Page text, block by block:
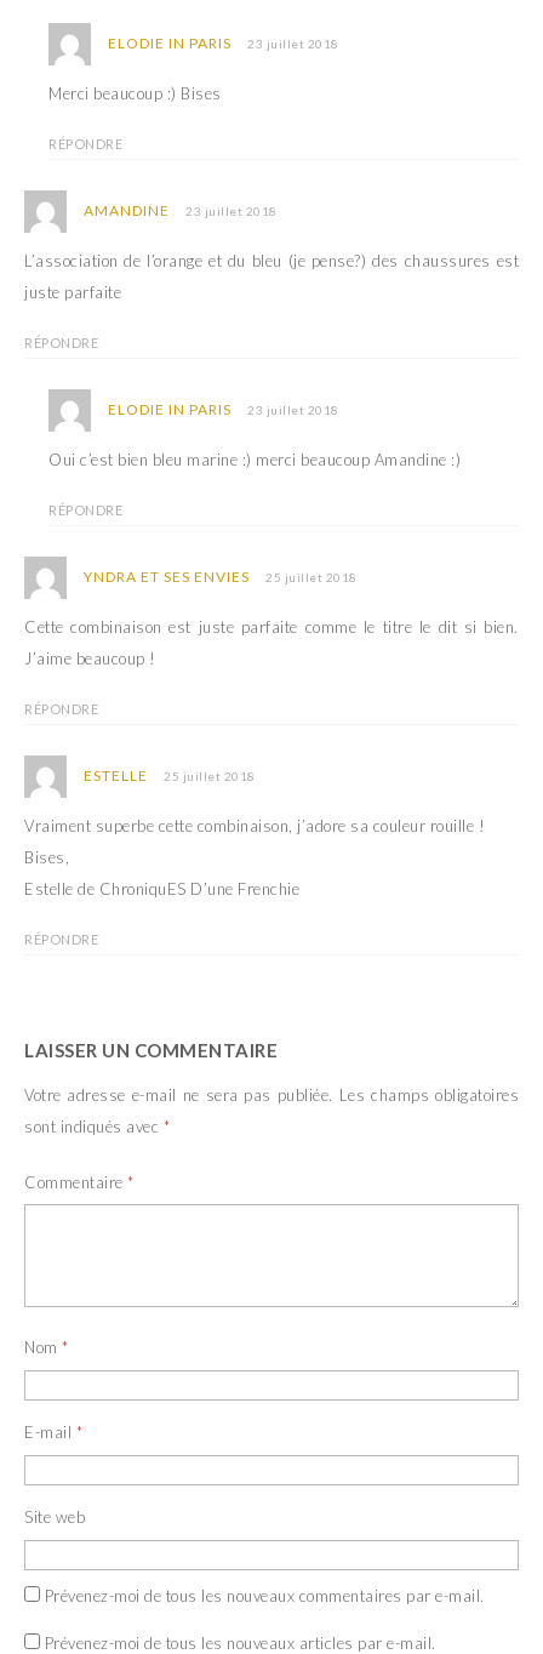
ELODIE IN PARIS 23 juillet 2018
Merci beaucoup :) Bises
RÉPONDRE
AMANDINE 23 juillet 2018
L’association de l’orange et du bleu (je pense?) des chaussures est
juste parfaite
RÉPONDRE
ELODIE IN PARIS 23 juillet 2018
Oui c’est bien bleu marine :) merci beaucoup Amandine :)
RÉPONDRE
YNDRA ET SES ENVIES 25 juillet 2018
Cette combinaison est juste parfaite comme le titre le dit si bien.
J’aime beaucoup !
RÉPONDRE
ESTELLE 25 juillet 2018
Vraiment superbe cette combinaison, j’adore sa couleur rouille !
Bises,
Estelle de ChroniquES D’une Frenchie
RÉPONDRE
LAISSER UN COMMENTAIRE
Votre adresse e-mail ne sera pas publiée. Les champs obligatoires
sont indiqués avec *
Commentaire *
Nom *
E-mail *
Site web
Prévenez-moi de tous les nouveaux commentaires par e-mail.
Prévenez-moi de tous les nouveaux articles par e-mail.